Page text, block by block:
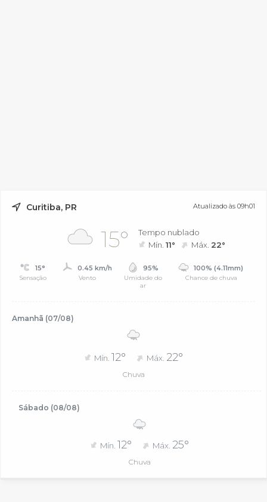
Curitiba, PR Atualizado às 09h01
15°
Tempo nublado
Mín.11° Máx. 22°
15°
Sensação
0.45 km/h
Vento
95%
Umidade do
ar
100% (4.11mm)
Chance de chuva
Amanhã (07/08)
Mín. 12° Máx. 22°
Chuva
Sábado (08/08)
Mín. 12° Máx. 25°
Chuva